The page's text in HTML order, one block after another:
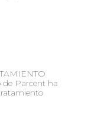
Parcent ha